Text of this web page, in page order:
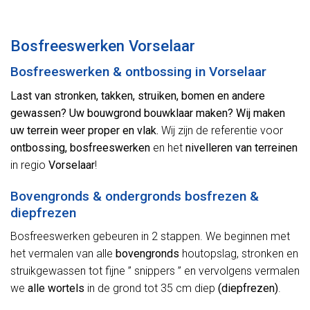
Bosfreeswerken Vorselaar
Bosfreeswerken & ontbossing in Vorselaar
Last van stronken, takken, struiken, bomen en andere
gewassen? Uw bouwgrond bouwklaar maken? Wij maken
uw terrein weer proper en vlak. Wij zijn de referentie voor
ontbossing, bosfreeswerken en het nivelleren van terreinen
in regio Vorselaar!
Bovengronds & ondergronds bosfrezen &
diepfrezen
Bosfreeswerken gebeuren in 2 stappen. We beginnen met
het vermalen van alle bovengronds houtopslag, stronken en
struikgewassen tot fijne ” snippers ” en vervolgens vermalen
we alle wortels in de grond tot 35 cm diep (diepfrezen).